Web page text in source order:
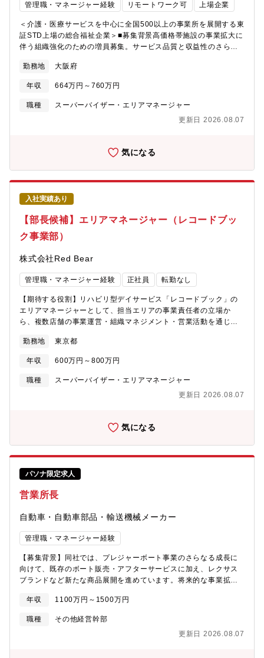
管理職・マネージャー経験 リモートワーク可 上場企業
＜介護・医療サービスを中心に全国500以上の事業所を展開する東
証STD上場の総合福祉企業＞■募集背景高価格帯施設の事業拡大に
伴う組織強化のための増員募集。サービス品質と収益性のさらな
「介護」ではなく、“上質な暮らし”を提供する事業を、あなたのマ
ネジメント力で成長させてください。当社が展開する高価格帯有
料老人ホーム「プレザングラン」シリーズの運営統括をお任せし
ます。サービス品質・収益性・ブランド価値を高い水準で維持・
ズは全国へ14施設展開中！■業務詳細・高価格帯有料老人ホームの
施策の立案・支現場メンバーの育成、評価、組織マネジメント・
サービス品質向上に向けたオペレーション改善・医療機関・紹介
会社など外部パートナーとの関係構築・入居促進に向けた営業・
マーケティング活動・採用面接、施設見学対応・新規施策やプロ
ジェクトの企画・推進◇エリア：兵庫県・京都府の施設を中心に
担当■ポジション・会社の魅力・「介護×ラグジュアリー」という
成長市場での事業運営経験が積める・単なる管理ではなく、ブラ
ンド価値や顧客体験を創る仕事・裁量が大きく、自身の意思決定
が事業成果に直結・今後も拡大する高価格帯施設の中核人材とし
ージャーや70代正社員も活躍中■組織体制現場（各施設）↓エリア
マネージャー↓本ポジション（課長）現場と経営をつなぐハブとし
てご活躍いただきます。～60代のエリアマネージャーも活躍中～
で培った「顧客価値」の視点を活かしたい方・数字責任を持ち、
事業運営に深く関わりたい方・人材育成や組織づくりにやりがい
を感じる方
勤務地 大阪府
年収 664万円～760万円
職種
スーパーバイザー・エリアマネージャー
更新日 2026.08.07
気になる
入社実績あり
【部長候補】エリアマネージャー（レコードブッ
ク事業部）
株式会社Red Bear
管理職・マネージャー経験 正社員 転勤なし
【期待する役割】リハビリ型デイサービス「レコードブック」の
エリアマネージャーとして、担当エリアの事業責任者の立場か
ら、複数店舗の事業運営・組織マネジメント・営業活動を通じ
いただきます。レコードブックは、介護保険制度を活用したリハ
ビリ特化型デイサービスです。本ポジションでは介護業務そのも
のではなく、複数店舗の経営を担うマネジメントポジションとし
て、担当エリアの売上・利益・人材・サービス品質・利用者数の
く、地域包括支援センターや居宅介護支援事業所（ケアマネジャ
出店、店舗責任者育成など、地域に根差した事業拡大にも携わっ
ていただきます。【募集背景】Red Bear株式会社は、「誰もが必
要とされ、繋がりのある地域社会をつくる」という理念のもと、
介護保険サービスであるリハビリ型デイサービス「レコードブッ
ク」を展開しています。現在約30店舗を運営しており、今後も継
続的な新規出店を予定しています。一方で、店舗数の拡大に伴
い、各店舗の運営品質向上、人材育成、地域との連携強化を担う
エリアマネージャーの体制強化が急務となっています。そこで今
回、介護業界経験の有無ではなく、多店舗マネジメント経験を活
かしながら、介護保険サービスという社会インフラを支える事業
へ挑戦いただける方を募集します。【職務内容】リハビリ型デイ
サービス「レコードブック」のエリアマネージャーとして、担当
エリア（初期は約5店舗）の事業運営全般をお任せします。■事
業・収益マネジメント・エリアの年間事業計画・予算・人員計画
の策定・売上・利益・KPI・P/L管理・売上分析および改善施策の
メント・担当店舗の運営管理・店舗責任者へのマネジメント・育
改善■営業・地域連携・ケアマネジャーや地域包括支援センター等
への営業活動・地域医療・介護関連機関との関係構築・利用者獲
勤務地 東京都
年収 600万円～800万円
職種
スーパーバイザー・エリアマネージャー
更新日 2026.08.07
気になる
パソナ限定求人
営業所長
自動車・自動車部品・輸送機械メーカー
管理職・マネージャー経験
【募集背景】同社では、プレジャーボート事業のさらなる成長に
向けて、既存のボート販売・アフターサービスに加え、レクサス
ブランドなど新たな商品展開を進めています。将来的な事業拡大
ます。
年収 1100万円～1500万円
職種
その他経営幹部
更新日 2026.08.07